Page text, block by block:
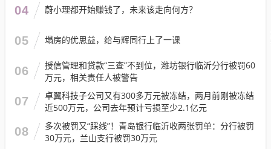
04 蔚小理都开始赚钱了，未来该走向何方？
05 塌房的优思益，给与辉同行上了一课
06
授信管理和贷款“三查”不到位，潍坊银行临沂分行被罚60
万元，相关责任人被警告
07
卓翼科技子公司又有300多万元被冻结，两月前刚被冻结
近500万元，公司去年预计亏损至少2.1亿元
08
多次被罚又“踩线”！青岛银行临沂收两张罚单：分行被罚
30万元，兰山支行被罚30万元